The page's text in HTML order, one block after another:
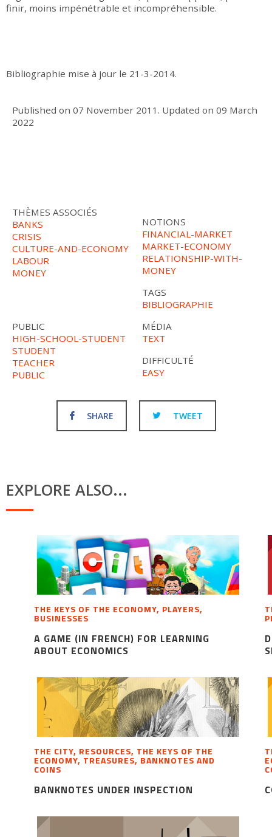
finir, moins impénétrable et incompréhensible.
Bibliographie mise à jour le 21-3-2014.
Published on 07 November 2011 . Updated on 09 March
2022
THÈMES ASSOCIÉS
BANKS
CRISIS
CULTURE-AND-ECONOMY
LABOUR
MONEY
NOTIONS
FINANCIAL-MARKET
MARKET-ECONOMY
RELATIONSHIP-WITH-
MONEY
TAGS
BIBLIOGRAPHIE
PUBLIC
HIGH-SCHOOL-STUDENT
STUDENT
TEACHER
PUBLIC
MÉDIA
TEXT
DIFFICULTÉ
EASY
SHARE TWEET
EXPLORE ALSO...
THE KEYS OF THE ECONOMY, PLAYERS,
BUSINESSES
A GAME (IN FRENCH) FOR LEARNING
ABOUT ECONOMICS
THE CITY, RESOURCES, THE KEYS OF THE
ECONOMY, TREASURES, BANKNOTES AND
COINS
BANKNOTES UNDER INSPECTION